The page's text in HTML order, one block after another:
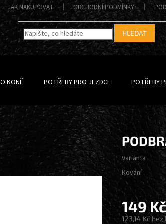
JAK NAKUPOVAT OBCHODNÍ PODMÍNKY
HLEDAT
KONĚ POTŘEBY PRO JEZDCE POTŘEBY
149 Kč
123,14 Kčbez
Varianta
Kování